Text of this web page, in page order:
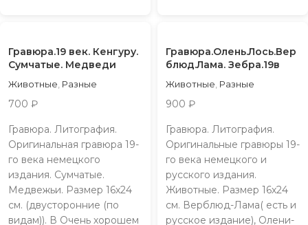
Гравюра.19 век. Кенгуру.
Сумчатые. Медведи
Животные Разные
700 ₽
Гравюра. Литография.
Оригинальная гравюра 19-
го века немецкого
издания. Сумчатые.
Медвежьи. Размер 16х24
см. (двусторонние (по
видам)). В Очень хорошем
Гравюра.Олень.Лось.Вер
блюд.Лама. Зебра.19в
Животные Разные
900 ₽
Гравюра. Литография.
Оригинальные гравюры 19-
го века немецкого и
русского издания.
Животные. Размер 16х24
см. Верблюд-Лама( есть и
русское издание), Олени-